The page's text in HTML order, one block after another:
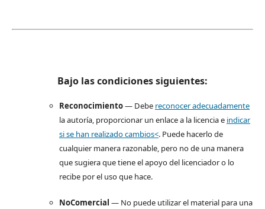
Bajo las condiciones siguientes:
Reconocimiento— Debe reconocer adecuadamente
la autoría, proporcionar un enlace a la licencia e indicar
si se han realizado cambios<. Puede hacerlo de
cualquier manera razonable, pero no de una manera
que sugiera que tiene el apoyo del licenciador o lo
recibe por el uso que hace.
NoComercial — No puede utilizar el material para una